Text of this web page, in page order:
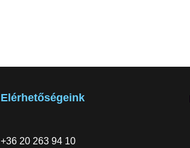
Elérhetőségeink
+36 20 263 94 10